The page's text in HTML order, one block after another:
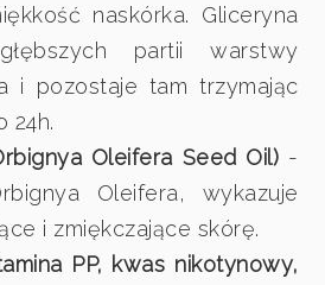
naskórka. Gliceryna
partii warstwy
i pozostaje tam trzymając
24h.
Oleifera Seed Oil) -
Oleifera, wykazuje
i zmiękczające skórę.
PP, kwas nikotynowy,